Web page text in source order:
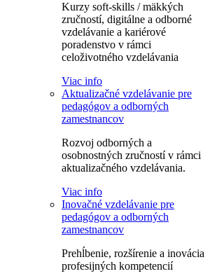
Kurzy soft-skills / mäkkých
zručností, digitálne a odborné
vzdelávanie a kariérové
poradenstvo v rámci
celoživotného vzdelávania
Viac info
Aktualizačné vzdelávanie pre
pedagógov a odborných
zamestnancov
Rozvoj odborných a
osobnostných zručností v rámci
aktualizačného vzdelávania.
Viac info
Inovačné vzdelávanie pre
pedagógov a odborných
zamestnancov
Prehĺbenie, rozšírenie a inovácia
profesijných kompetencií